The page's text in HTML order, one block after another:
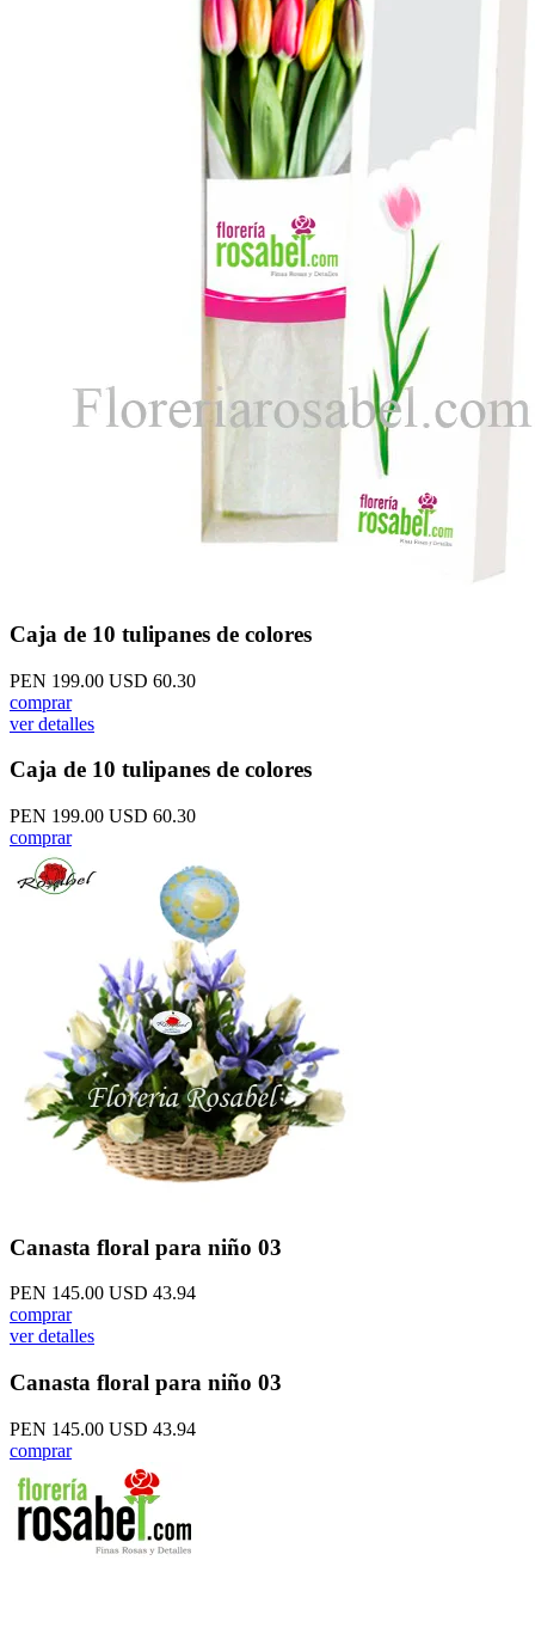
Caja de 10 tulipanes de colores
PEN 199.00 USD 60.30
comprar
ver detalles
Caja de 10 tulipanes de colores
PEN 199.00 USD 60.30
comprar
Canasta floral para niño 03
PEN 145.00 USD 43.94
comprar
ver detalles
Canasta floral para niño 03
PEN 145.00 USD 43.94
comprar